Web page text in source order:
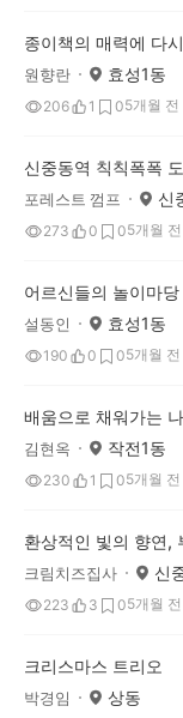
종이책의 매력에 다
원향란 효성1동
206 1 05개월 전
신중동역 칙칙폭폭
포레스트 껌프 신
273 0 05개월 전
어르신들의 놀이마
설동인 효성1동
190 0 05개월 전
배움으로 채워가는
김현옥 작전1동
230 1 05개월 전
크림치즈집사 신
223 3 05개월 전
크리스마스 트리오
박경임 상동